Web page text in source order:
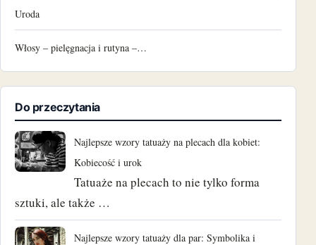
Uroda
Włosy – pielęgnacja i rutyna –…
Do przeczytania
Najlepsze wzory tatuaży na plecach dla kobiet:
Kobiecość i urok
Tatuaże na plecach to nie tylko forma
sztuki, ale także …
Najlepsze wzory tatuaży dla par: Symbolika i